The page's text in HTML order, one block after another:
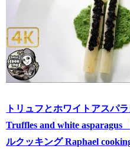
トリュフとホワイトアスパ
Truffles and white asparagus
ルクッキング Raphael